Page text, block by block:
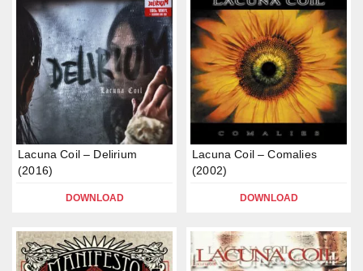
Lacuna Coil – Delirium
(2016)
DOWNLOAD
Lacuna Coil – Comalies
(2002)
DOWNLOAD